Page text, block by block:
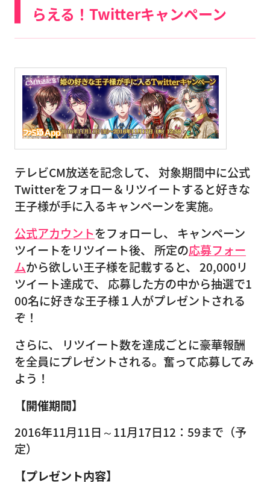
らえる！Twitterキャンペーン
テレビCM放送を記念して、 対象期間中に公式
Twitterをフォロー＆リツイートすると好きな
王子様が手に入るキャンペーンを実施。
公式アカウントをフォローし、 キャンペーン
ツイートをリツイート後、 所定の応募フォー
ムから欲しい王子様を記載すると、 20,000リ
ツイート達成で、 応募した方の中から抽選で1
00名に好きな王子様１人がプレゼントされる
ぞ！
さらに、 リツイート数を達成ごとに豪華報酬
を全員にプレゼントされる。奮って応募してみ
よう！
【開催期間】
2016年11月11日～11月17日12：59まで（予
定）
【プレゼント内容】